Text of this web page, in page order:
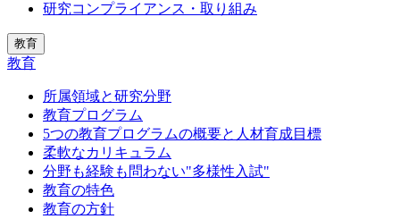
研究コンプライアンス・取り組み
教育
教育
所属領域と研究分野
教育プログラム
5つの教育プログラムの概要と人材育成目標
柔軟なカリキュラム
分野も経験も問わない"多様性入試"
教育の特色
教育の方針